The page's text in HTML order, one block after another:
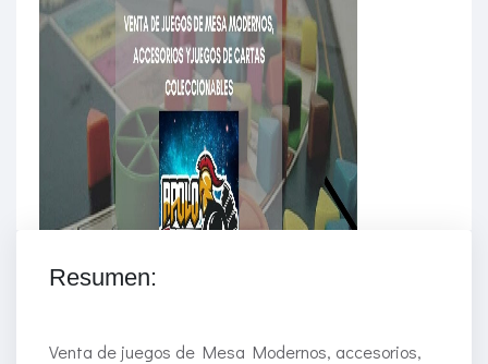
Get unlimited access to 2,000 of Educati’s top
courses for your team.
Join Now
Resumen:
Venta de juegos de Mesa Modernos, accesorios,